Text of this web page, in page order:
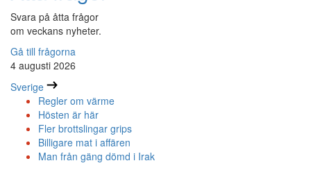
Svara på åtta frågor
om veckans nyheter.
Gå till frågorna
4 augusti 2026
Sverige
Regler om värme
Hösten är här
Fler brottslingar grips
Billigare mat i affären
Man från gäng dömd i Irak